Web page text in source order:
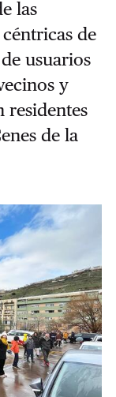
las
de
usuarios
y
residentes
de la